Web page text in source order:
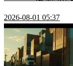
2026-08-01 05:37